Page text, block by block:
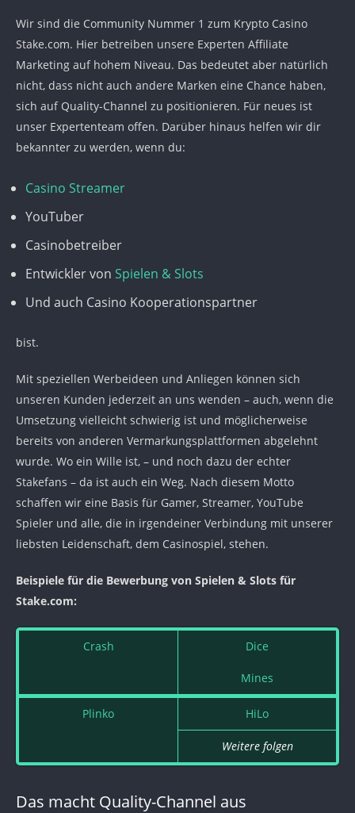
Wir sind die Community Nummer 1 zum Krypto Casino
Stake.com. Hier betreiben unsere Experten Affiliate
Marketing auf hohem Niveau. Das bedeutet aber natürlich
nicht, dass nicht auch andere Marken eine Chance haben,
sich auf Quality-Channel zu positionieren. Für neues ist
unser Expertenteam offen. Darüber hinaus helfen wir dir
bekannter zu werden, wenn du:
Casino Streamer
YouTuber
Casinobetreiber
Entwickler von Spielen & Slots
Und auch Casino Kooperationspartner
bist.
Mit speziellen Werbeideen und Anliegen können sich
unseren Kunden jederzeit an uns wenden – auch, wenn die
Umsetzung vielleicht schwierig ist und möglicherweise
bereits von anderen Vermarkungsplattformen abgelehnt
wurde. Wo ein Wille ist, – und noch dazu der echter
Stakefans – da ist auch ein Weg. Nach diesem Motto
schaffen wir eine Basis für Gamer, Streamer, YouTube
Spieler und alle, die in irgendeiner Verbindung mit unserer
liebsten Leidenschaft, dem Casinospiel, stehen.
Beispiele für die Bewerbung von Spielen & Slots für
Stake.com:
Crash Dice
Mines
Plinko HiLo
Weitere folgen
Das macht Quality-Channel aus